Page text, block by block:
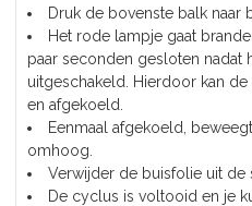
Druk de bovenste balk naar
Het rode lampje gaat
paar seconden gesloten nadat
uitgeschakeld. Hierdoor kan
en afgekoeld.
Eenmaal afgekoeld,
omhoog.
Verwijder de buisfolie uit de
De cyclus is voltooid en je